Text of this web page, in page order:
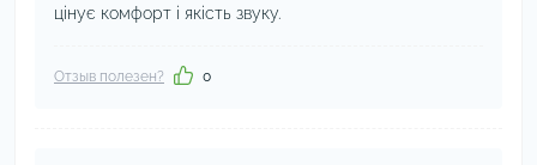
цінує комфорт і якість звуку.
Отзыв полезен? 0